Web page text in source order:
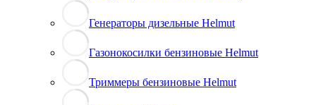
Генераторы дизельные Helmut
Газонокосилки бензиновые Helmut
Триммеры бензиновые Helmut